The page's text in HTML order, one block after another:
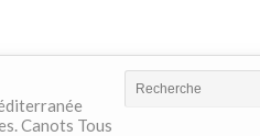
Canots Tous